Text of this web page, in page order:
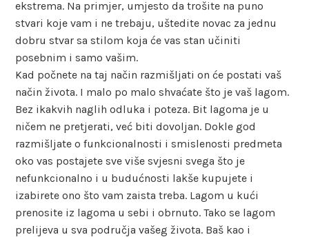
ekstrema. Na primjer, umjesto da trošite na puno
stvari koje vam i ne trebaju, uštedite novac za jednu
dobru stvar sa stilom koja će vas stan učiniti
posebnim i samo vašim.
Kad počnete na taj način razmišljati on će postati vaš
način života. I malo po malo shvaćate što je vaš lagom.
Bez ikakvih naglih odluka i poteza. Bit lagoma je u
ničem ne pretjerati, već biti dovoljan. Dokle god
razmišljate o funkcionalnosti i smislenosti predmeta
oko vas postajete sve više svjesni svega što je
nefunkcionalno i u budućnosti lakše kupujete i
izabirete ono što vam zaista treba. Lagom u kući
prenosite iz lagoma u sebi i obrnuto. Tako se lagom
prelijeva u sva područja vašeg života. Baš kao i